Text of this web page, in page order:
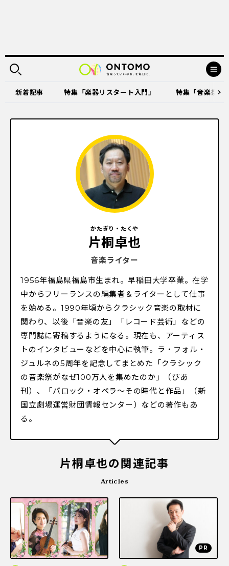
新着記事 特集「楽器リスタート入門」 特集「音楽祭
かたぎり・たくや
片桐卓也
音楽ライター
1956年福島県福島市生まれ。早稲田大学卒業。在学
中からフリーランスの編集者＆ライターとして仕事
を始める。1990年頃からクラシック音楽の取材に
関わり、以後「音楽の友」「レコード芸術」などの
専門誌に寄稿するようになる。現在も、アーティス
トのインタビューなどを中心に執筆。ラ・フォル・
ジュルネの5周年を記念してまとめた「クラシック
の音楽祭がなぜ100万人を集めたのか」（ぴあ
刊）、「バロック・オペラ〜その時代と作品」（新
国立劇場運営財団情報センター）などの著作もあ
る。
片桐卓也の関連記事
Articles